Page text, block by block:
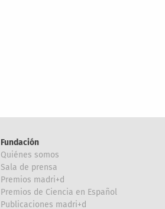
Fundación
Quiénes somos
Sala de prensa
Premios madri+d
Premios de Ciencia en Español
Publicaciones madri+d